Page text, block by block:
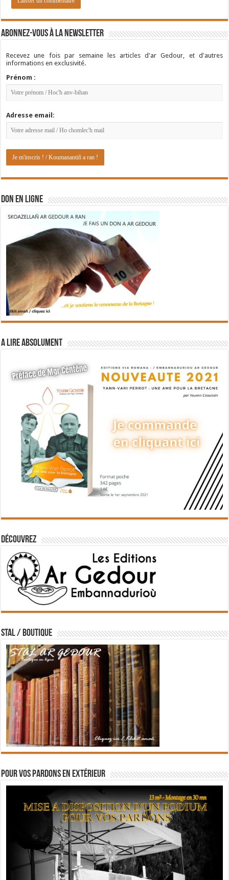
Abonnez-vous à la newsletter
Recevez une fois par semaine les articles d'ar Gedour, et d'autres
informations en exclusivité.
Prénom :
Adresse email:
DON EN LIGNE
A lire absolument
Découvrez
STAL / BOUTIQUE
Pour vos pardons en extérieur